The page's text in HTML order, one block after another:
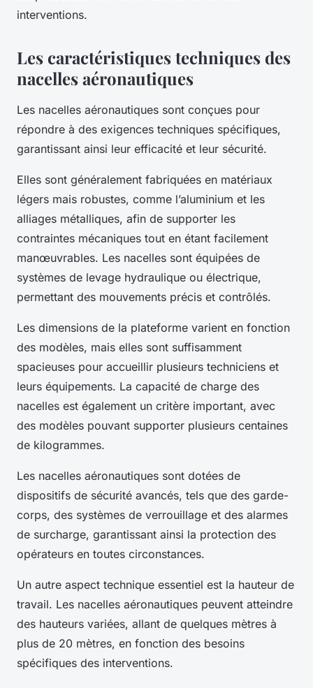
interventions.
Les caractéristiques techniques des
nacelles aéronautiques
Les nacelles aéronautiques sont conçues pour
répondre à des exigences techniques spécifiques,
garantissant ainsi leur efficacité et leur sécurité.
Elles sont généralement fabriquées en matériaux
légers mais robustes, comme l’aluminium et les
alliages métalliques, afin de supporter les
contraintes mécaniques tout en étant facilement
manœuvrables. Les nacelles sont équipées de
systèmes de levage hydraulique ou électrique,
permettant des mouvements précis et contrôlés.
Les dimensions de la plateforme varient en fonction
des modèles, mais elles sont suffisamment
spacieuses pour accueillir plusieurs techniciens et
leurs équipements. La capacité de charge des
nacelles est également un critère important, avec
des modèles pouvant supporter plusieurs centaines
de kilogrammes.
Les nacelles aéronautiques sont dotées de
dispositifs de sécurité avancés, tels que des garde-
corps, des systèmes de verrouillage et des alarmes
de surcharge, garantissant ainsi la protection des
opérateurs en toutes circonstances.
Un autre aspect technique essentiel est la hauteur de
travail. Les nacelles aéronautiques peuvent atteindre
des hauteurs variées, allant de quelques mètres à
plus de 20 mètres, en fonction des besoins
spécifiques des interventions.